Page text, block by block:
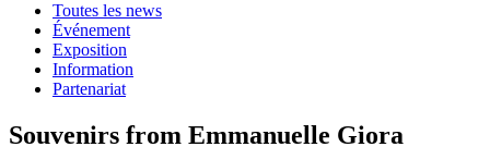
Toutes les news
Événement
Exposition
Information
Partenariat
Souvenirs from Emmanuelle Giora